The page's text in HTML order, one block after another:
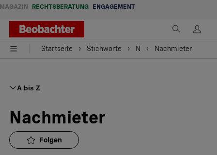
MAGAZIN RECHTSBERATUNG ENGAGEMENT
Startseite Stichworte N Nachmieter
A bis Z
Nachmieter
Folgen